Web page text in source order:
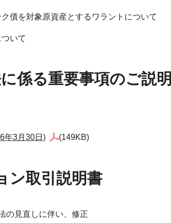
債を対象原資産とするワラントについて
いて
係る重要事項のご説明
年3月30日) (149KB)
ン取引説明書
の見直しに伴い、修正